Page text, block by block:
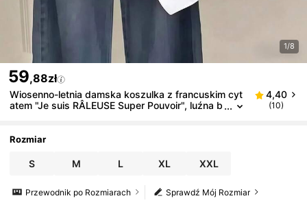
1/8
59,88zł
Wiosenno-letnia damska koszulka z francuskim cyt
atem "Je suis RÂLEUSE Super Pouvoir", luźna b
2K Streetwear. Miękka, opadająca i oddychająca d
4,40
(10)
Rozmiar
S M L XL XXL
Sprawdź Mój Rozmiar
Przewodnik po Rozmiarach